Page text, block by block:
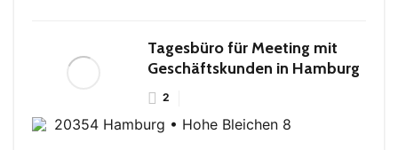
Tagesbüro für Meeting mit
Geschäftskunden in Hamburg
2
20354 Hamburg • Hohe Bleichen 8